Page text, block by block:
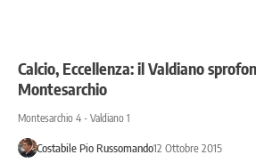
Calcio, Eccellenza: il Valdiano
Montesarchio
Montesarchio 4 - Valdiano 1
Costabile Pio Russomando12 Ottobre 2015